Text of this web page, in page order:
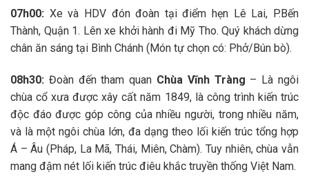
07h00: Xe và HDV đón đoàn tại điểm hẹn Lê Lai, P.Bến
Thành, Quận 1. Lên xe khởi hành đi Mỹ Tho. Quý khách dừng
chân ăn sáng tại Bình Chánh (Món tự chọn có: Phở/Bún bò).
08h30: Đoàn đến tham quan Chùa Vĩnh Tràng – Là ngôi
chùa cổ xưa được xây cất năm 1849, là công trình kiến trúc
độc đáo được góp công của nhiều người, trong nhiều năm,
và là một ngôi chùa lớn, đa dạng theo lối kiến trúc tổng hợp
Á – Âu (Pháp, La Mã, Thái, Miên, Chàm). Tuy nhiên, chùa vẫn
mang đậm nét lối kiến trúc điêu khắc truyền thống Việt Nam.